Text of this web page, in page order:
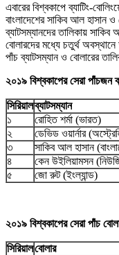
এবারের বিশ্বকাপে ব্যাটিং-
বাংলাদেশের সাকিব আল হাসান
ব্যাটসম্যানদের তালিকায়
বোলারদের মধ্যে চতুর্থ
পাঁচ ব্যাটসম্যান ও বোলারের
২০১৯ বিশ্বকাপের সেরা পাঁচজন
সিরিয়ালব্যাটসম্যান
১
রোহিত শর্মা (ভারত)
২
ডেভিড ওয়ার্নার
৩
সাকিব আল হাসান
৪
কেন উইলিয়ামসন
৫
জো রুট (ইংল্যান্ড)
২০১৯ বিশ্বকাপের সেরা পাঁচ
সিরিয়ালবোলার